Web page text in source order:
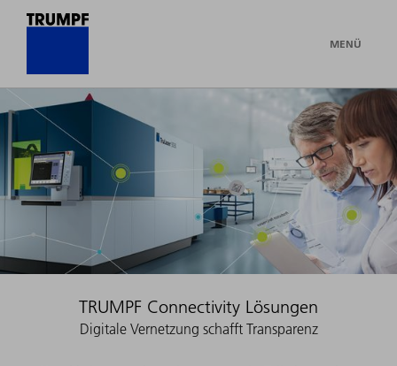
MENÜ
TRUMPF Connectivity Lösungen
Digitale Vernetzung schafft Transparenz